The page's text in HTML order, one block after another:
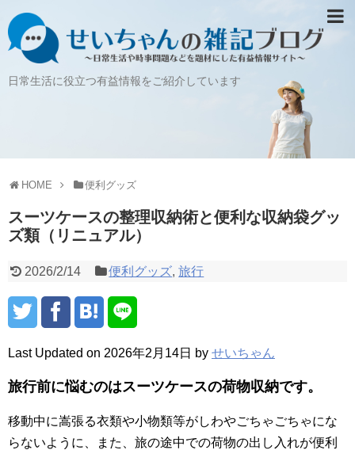
日常生活に役立つ有益情報をご紹介しています
HOME 便利グッズ
スーツケースの整理収納術と便利な収納袋グッ
ズ類（リニュアル）
2026/2/14 便利グッズ,旅行
Last Updated on 2026年2月14日 by せいちゃん
旅行前に悩むのはスーツケースの荷物収納です。
移動中に嵩張る衣類や小物類等がしわやごちゃごちゃにな
らないように、また、旅の途中での荷物の出し入れが便利